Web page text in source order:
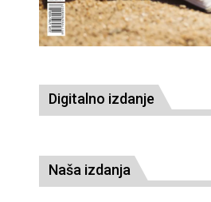
Digitalno izdanje
Naša izdanja